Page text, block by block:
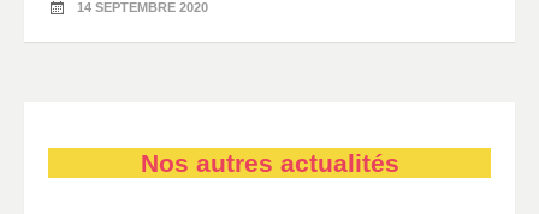
14 SEPTEMBRE 2020
Nos autres actualités